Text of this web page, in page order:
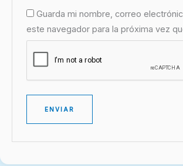
Guarda mi nombre, correo
este navegador para la próxima vez